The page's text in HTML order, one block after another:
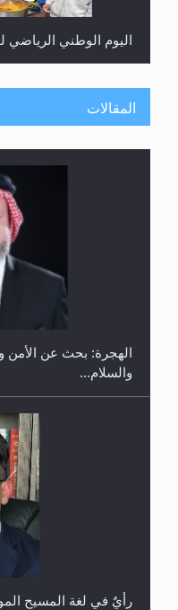
اليوم الوطني الرياضي
إتمام حفظ القرآن
حفل توزيع الشهادات في
المقالات
الهجرة: بحث عن الأمن
والسلام...